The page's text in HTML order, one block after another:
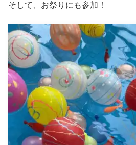
そして、お祭りにも参加！